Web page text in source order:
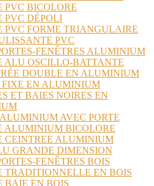
PVC BICOLORE
PVC DÉPOLI
PVC FORME TRIANGULAIRE
PVC
FENÊTRES ALUMINIUM
ALU OSCILLO-BATTANTE
DOUBLE EN ALUMINIUM
FIXE EN ALUMINIUM
ET BAIES NOIRES EN
AVEC PORTE
ALUMINIUM BICOLORE
CEINTREE ALUMINIUM
GRANDE DIMENSION
FENÊTRES BOIS
TRADITIONNELLE EN BOIS
BAIE EN BOIS